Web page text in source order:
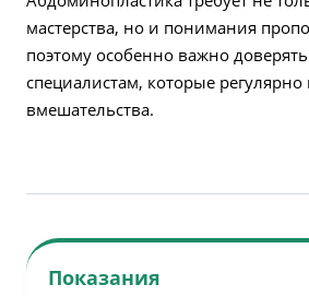
мастерства, но и понимания
поэтому особенно важно
специалистам, которые
вмешательства.
Показания